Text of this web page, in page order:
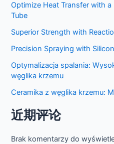
Optimize Heat Transfer with
Tube
Superior Strength with
Precision Spraying with
Optymalizacja spalania:
węglika krzemu
Ceramika z węglika krzemu:
近期评论
Brak komentarzy do